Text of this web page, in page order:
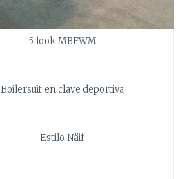
5 look MBFWM
Boilersuit en clave deportiva
Estilo Näif